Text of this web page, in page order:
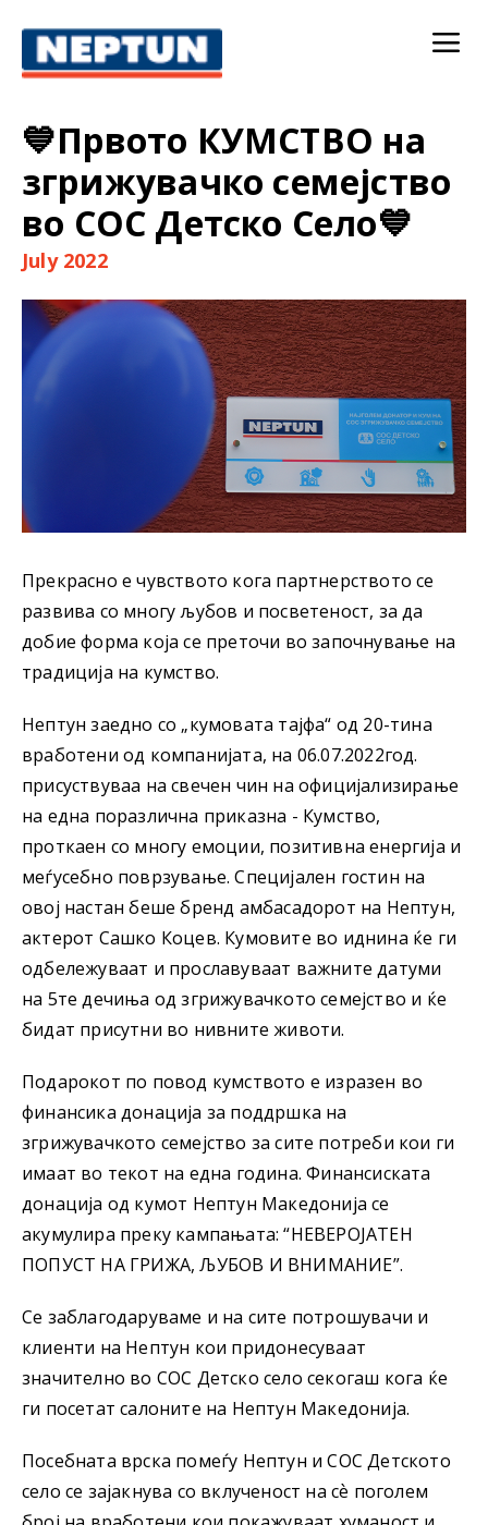
💙Првото КУМСТВО на
згрижувачко семејство
во СОС Детско Село💙
July 2022
Прекрасно е чувството кога партнерството се
развива со многу љубов и посветеност, за да
добие форма која се преточи во започнување на
традиција на кумство.
Нептун заедно со „кумовата тајфа“ од 20-тина
вработени од компанијата, на 06.07.2022год.
присуствуваа на свечен чин на официјализирање
на една поразлична приказна - Кумство,
проткаен со многу емоции, позитивна енергија и
меѓусебно поврзување. Специјален гостин на
овој настан беше бренд амбасадорот на Нептун,
актерот Сашко Коцев. Кумовите во иднина ќе ги
одбележуваат и прославуваат важните датуми
на 5те дечиња од згрижувачкото семејство и ќе
бидат присутни во нивните животи.
Подарокот по повод кумството е изразен во
финансика донација за поддршка на
згрижувачкото семејство за сите потреби кои ги
имаат во текот на една година. Финансиската
донација од кумот Нептун Македонија се
акумулира преку кампањата: “НЕВЕРОЈАТЕН
ПОПУСТ НА ГРИЖА, ЉУБОВ И ВНИМАНИЕ”.
Се заблагодаруваме и на сите потрошувачи и
клиенти на Нептун кои придонесуваат
значително во СОС Детско село секогаш кога ќе
ги посетат салоните на Нептун Македонија.
Посебната врска помеѓу Нептун и СОС Детското
село се зајакнува со вклученост на сѐ поголем